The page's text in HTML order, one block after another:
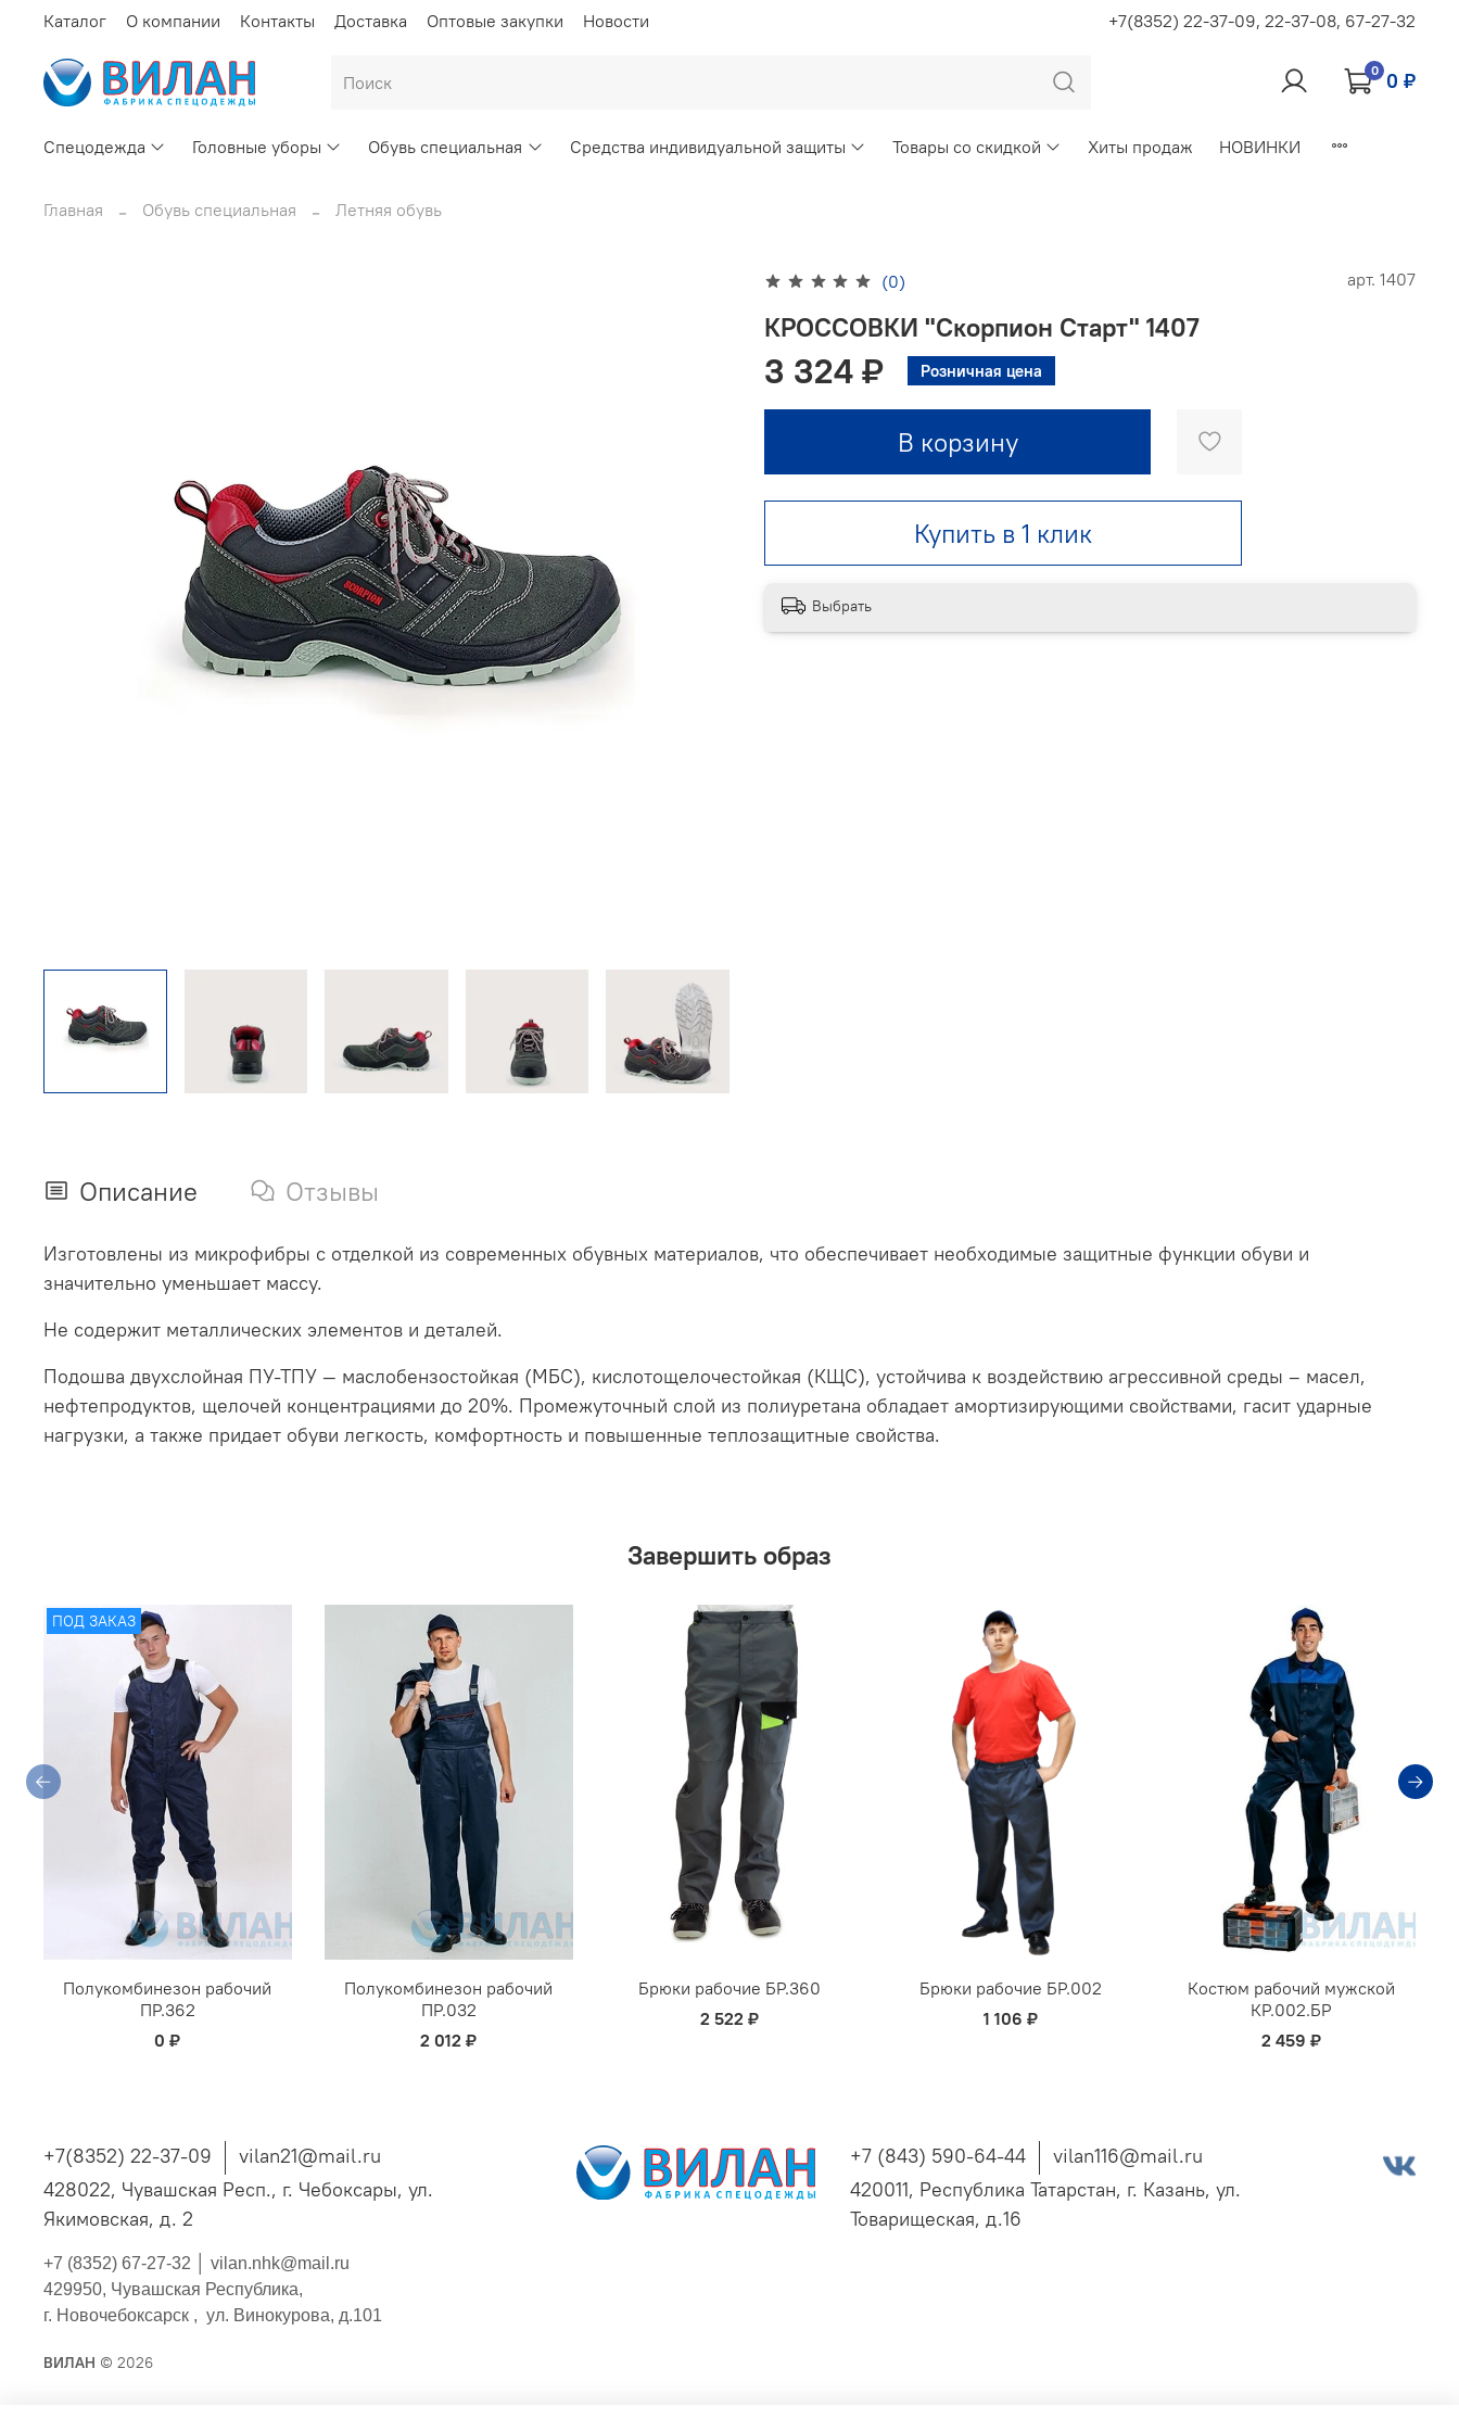
Каталог О компании Контакты Доставка Оптовые закупки Новости +7(8352) 22-37-09, 22-37-08, 67-27-32
0 0 ₽
Спецодежда Головные уборы Обувь специальная Средства индивидуальной защиты Товары со скидкой Хиты продаж НОВИНКИ
Главная Обувь специальная Летняя обувь
(0) арт. 1407
КРОССОВКИ "Скорпион Старт" 1407
3 324 ₽ Розничная цена
В корзину
Купить в 1 клик
Выбрать
Описание Отзывы
Изготовлены из микрофибры с отделкой из современных обувных материалов, что обеспечивает необходимые защитные функции обуви и
значительно уменьшает массу.
Не содержит металлических элементов и деталей.
Подошва двухслойная ПУ-ТПУ — маслобензостойкая (МБС), кислотощелочестойкая (КЩС), устойчива к воздействию агрессивной среды – масел,
нефтепродуктов, щелочей концентрациями до 20%. Промежуточный слой из полиуретана обладает амортизирующими свойствами, гасит ударные
нагрузки, а также придает обуви легкость, комфортность и повышенные теплозащитные свойства.
Завершить образ
ПОД ЗАКАЗ
Полукомбинезон рабочий
ПР.362
0 ₽
Полукомбинезон рабочий
ПР.032
2 012 ₽
Брюки рабочие БР.360
2 522 ₽
Брюки рабочие БР.002
1 106 ₽
Костюм рабочий мужской
КР.002.БР
2 459 ₽
+7(8352) 22-37-09
vilan21@mail.ru
428022, Чувашская Респ., г. Чебоксары, ул.
Якимовская, д. 2
+7 (843) 590-64-44
vilan116@mail.ru
420011, Республика Татарстан, г. Казань, ул.
Товарищеская, д.16
+7 (8352) 67-27-32 │ vilan.nhk@mail.ru
429950, Чувашская Республика,
г. Новочебоксарск , ул. Винокурова, д.101
ВИЛАН © 2026